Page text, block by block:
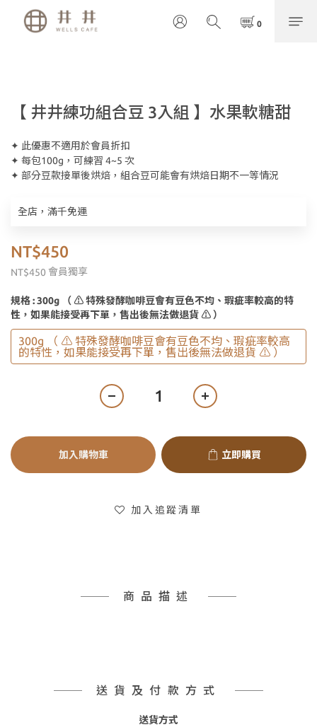
【 井井練功組合豆 3入組 】水果軟糖甜
✦ 此優惠不適用於會員折扣
✦ 每包100g，可練習 4~5 次
✦ 部分豆款接單後烘焙，組合豆可能會有烘焙日期不一等情況
全店，滿千免運
NT$450
NT$450 會員獨享
規格: 300g （ ⚠️ 特殊發酵咖啡豆會有豆色不均、瑕疵率較高的特
性，如果能接受再下單，售出後無法做退貨 ⚠️ ）
300g （ ⚠️ 特殊發酵咖啡豆會有豆色不均、瑕疵率較高
的特性，如果能接受再下單，售出後無法做退貨 ⚠️ ）
加入購物車 立即購買
加入追蹤清單
商品描述
送貨及付款方式
送貨方式